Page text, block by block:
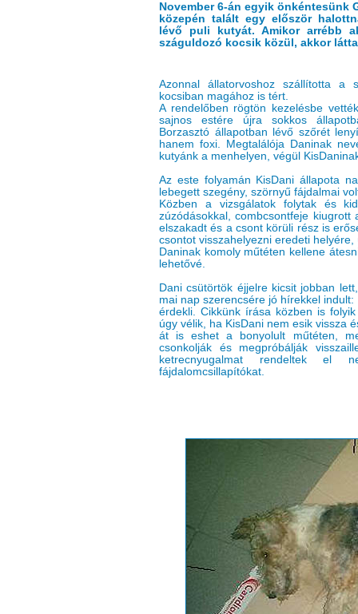
November 6-án egyik önkéntesünk
közepén talált egy először
lévő puli kutyát. Amikor arrébb
száguldozó kocsik közül, akkor
Azonnal állatorvoshoz szállította
kocsiban magához is tért.
A rendelőben rögtön kezelésbe
sajnos estére újra sokkos
Borzasztó állapotban lévő szőrét
hanem foxi. Megtalálója Daninak
kutyánk a menhelyen, végül
Az este folyamán KisDani állapota
lebegett szegény, szörnyű fájdalmai
Közben a vizsgálatok folytak és
zúzódásokkal, combcsontfeje
elszakadt és a csont körüli rész is
csontot visszahelyezni eredeti helyére,
Daninak komoly műtéten kellene
lehetővé.
Dani csütörtök éjjelre kicsit jobban
mai nap szerencsére jó hírekkel
érdekli. Cikkünk írása közben is
úgy vélik, ha KisDani nem esik vissza
át is eshet a bonyolult műtéten,
csonkolják és megpróbálják
ketrecnyugalmat rendeltek el
fájdalomcsillapítókat.